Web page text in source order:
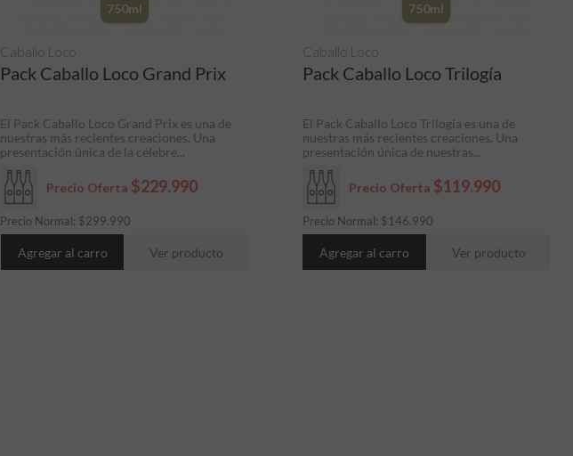
750ml
Pack Caballo Loco Grand Prix
Precio Oferta $229.990
Precio Normal: $299.990
Caballo Loco
El Pack Caballo Loco Grand Prix es una de
nuestras más recientes creaciones. Una
presentación única de la célebre...
Agregar al carro Ver producto
750ml
Pack Caballo Loco Trilogía
Precio Oferta $119.990
Precio Normal: $146.990
Caballo Loco
El Pack Caballo Loco Trilogía es una de
nuestras más recientes creaciones. Una
presentación única de nuestras...
Agregar al carro Ver producto